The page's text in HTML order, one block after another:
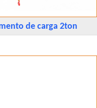
de carga 2ton